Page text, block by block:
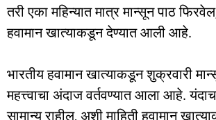
तरी एका महिन्यात मात्र मान्सून पाठ
हवामान खात्याकडून देण्यात आली आहे.
भारतीय हवामान खात्याकडून शुक्रवारी
महत्त्वाचा अंदाज वर्तवण्यात आला आहे.
सामान्य राहील, अशी माहिती हवामान